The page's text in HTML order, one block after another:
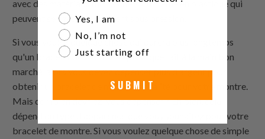
avec des matériaux moins chers ou même en plastique qui
peuvent se casser facilement sous pression.
Si vous voulez quelque chose qui durera plus longtemps
qu'un bracelet de montre en plastique fait à la main bon
marché, alors vous devez dépenser plus d'argent pour
obtenir un bracelet de meilleure qualité pour votre montre.
Mais combien devriez-vous dépenser ? Eh bien, cela
dépend du type d'apparence que vous souhaitez pour votre
bracelet de montre. Si vous voulez quelque chose de simple
Are you a watch collector?
Yes, I am
No, I’m not
Just starting off
SUBMIT